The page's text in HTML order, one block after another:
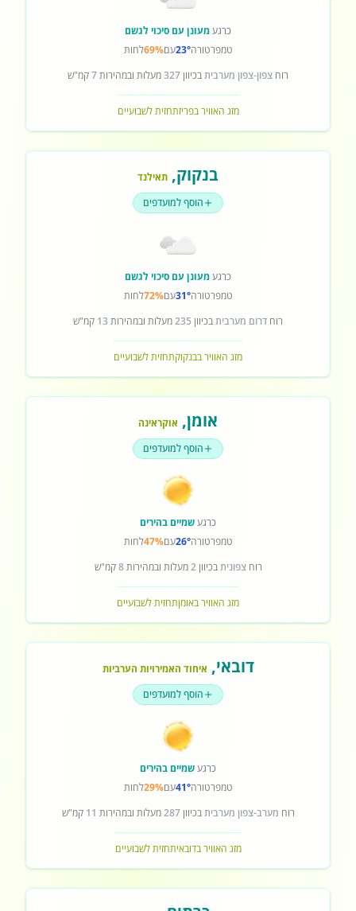
כרגעמעונן עם סיכוי לגשם
טמפרטורה23°עם69%לחות
רוח צפון-צפון מערביתבכיוון327מעלות ובמהירות7קמ"ש
מזג האוויר בפריזתחזית לשבועיים
בנקוק, תאילנד
הוסף למועדפים
כרגעמעונן עם סיכוי לגשם
טמפרטורה31°עם72%לחות
רוח דרום מערביתבכיוון 235מעלות ובמהירות 13 קמ"ש
מזג האוויר בבנקוקתחזית לשבועיים
אומן, אוקראינה
הוסף למועדפים
כרגעשמיים בהירים
טמפרטורה26°עם47%לחות
רוחצפוניתבכיוון2מעלות ובמהירות8קמ"ש
מזג האוויר באומןתחזית לשבועיים
דובאי, איחוד האמירויות הערביות
הוסף למועדפים
כרגעשמיים בהירים
טמפרטורה41°עם29%לחות
רוח מערב-צפון מערביתבכיוון287מעלות ובמהירות 11 קמ"ש
מזג האוויר בדובאיתחזית לשבועיים